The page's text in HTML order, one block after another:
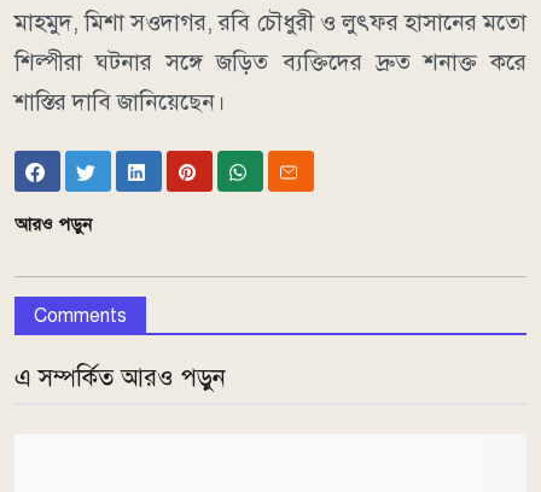
মাহমুদ, মিশা সওদাগর, রবি চৌধুরী ও লুৎফর হাসানের মতো
শিল্পীরা ঘটনার সঙ্গে জড়িত ব্যক্তিদের দ্রুত শনাক্ত করে
শাস্তির দাবি জানিয়েছেন।
আরও পড়ুন
Comments
এ সম্পর্কিত আরও পড়ুন